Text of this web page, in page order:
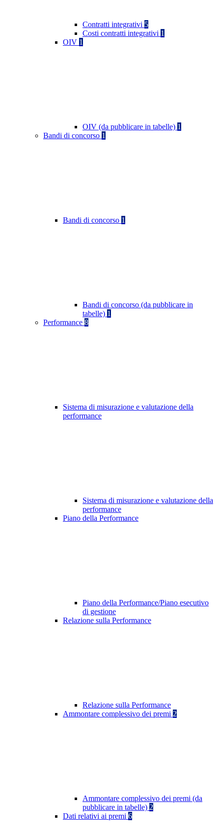
Contratti integrativi 5
Costi contratti integrativi 1
OIV 1
OIV (da pubblicare in tabelle) 1
Bandi di concorso 1
Bandi di concorso 1
Bandi di concorso (da pubblicare in
tabelle) 1
Performance 8
Sistema di misurazione e valutazione della
performance
Sistema di misurazione e valutazione della
performance
Piano della Performance
Piano della Performance/Piano esecutivo
di gestione
Relazione sulla Performance
Relazione sulla Performance
Ammontare complessivo dei premi 2
Ammontare complessivo dei premi (da
pubblicare in tabelle) 2
Dati relativi ai premi 6